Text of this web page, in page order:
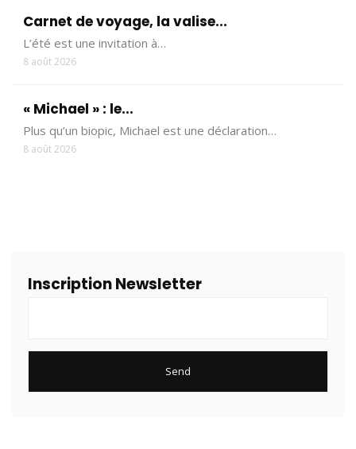
Carnet de voyage, la valise...
L’été est une invitation à…
8 août 2026
« Michael » : le...
Plus qu’un biopic, Michael est une déclaration…
8 août 2026
Inscription Newsletter